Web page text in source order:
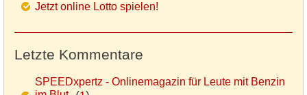
Jetzt online Lotto spielen!
Letzte Kommentare
SPEEDxpertz - Onlinemagazin für Leute mit Benzin